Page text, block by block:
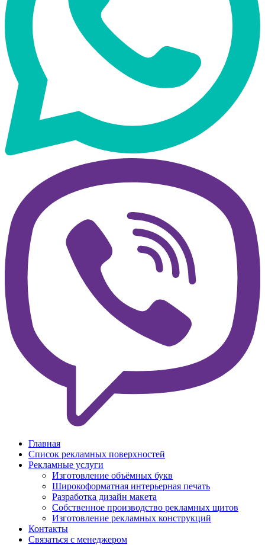
Главная
Список рекламных поверхностей
Рекламные услуги
Изготовление объёмных букв
Широкоформатная интерьерная печать
Разработка дизайн макета
Собственное производство рекламных щитов
Изготовление рекламных конструкций
Контакты
Связаться с менеджером